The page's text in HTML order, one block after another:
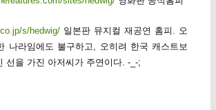
s/hedwig/일본판 뮤지컬 재공연 홈피. 오
나라임에도 불구하고, 오히려 한국 캐스트보
선을 가진 아저씨가 주연이다. -_-;